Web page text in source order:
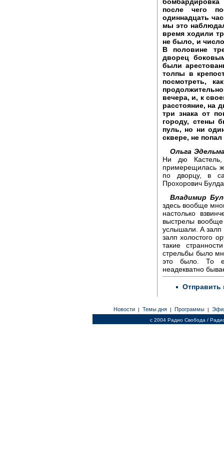
после чего
одиннадцать
мы это
время ходили
не было, и
В половине
дворец
были
толпы в
посмотреть,
вечера, и, к
расстояние, на
три знака от
городу, стены
пуль, но ни
сквере, не
Ольга
Ни дю
примерещилась
по дворцу, в
Прохорович
Владимир
здесь вообще
настолько
выстрелы
услышали. А залп
залп холостого
такие
стрельбы было
это было. То
неадекватно
Отправить
Новости | Темы дня | Программы |
c 2004 Радио Свобода /